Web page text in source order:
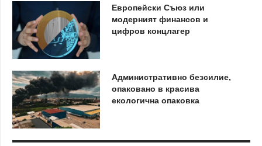
Европейски Съюз или
модерният финансов и
цифров концлагер
Административно безсилие,
опаковано в красива
екологична опаковка